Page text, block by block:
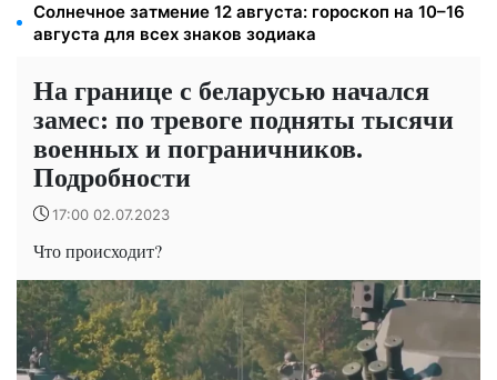
Солнечное затмение 12 августа: гороскоп на 10–16
августа для всех знаков зодиака
На границе с беларусью начался
замес: по тревоге подняты тысячи
военных и пограничников.
Подробности
17:00 02.07.2023
Что происходит?